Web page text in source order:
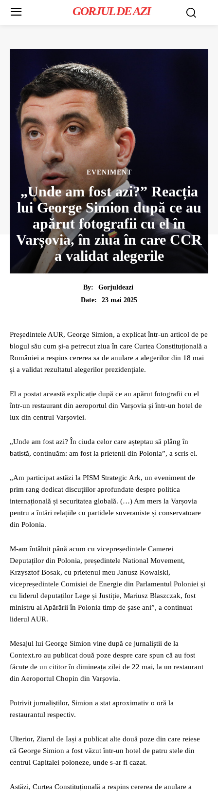
GORJUL DE AZI
EVENIMENT
„Unde am fost azi?” Reacția
lui George Simion după ce au
apărut fotografii cu el în
Varșovia, în ziua în care CCR
a validat alegerile
By:
Gorjuldeazi
Date:
23 mai 2025
Președintele AUR, George Simion, a explicat într-un articol de pe
blogul său cum și-a petrecut ziua în care Curtea Constituțională a
României a respins cererea sa de anulare a alegerilor din 18 mai
și a validat rezultatul alegerilor prezidențiale.
El a postat această explicație după ce au apărut fotografii cu el
într-un restaurant din aeroportul din Varșovia și într-un hotel de
lux din centrul Varșoviei.
„Unde am fost azi? În ciuda celor care așteptau să plâng în
batistă, continuăm: am fost la prietenii din Polonia”, a scris el.
„Am participat astăzi la PISM Strategic Ark, un eveniment de
prim rang dedicat discuțiilor aprofundate despre politica
internațională și securitatea globală. (…) Am mers la Varșovia
pentru a întări relațiile cu partidele suveraniste și conservatoare
din Polonia.
M-am întâlnit până acum cu vicepreședintele Camerei
Deputaților din Polonia, președintele National Movement,
Krzysztof Bosak, cu prietenul meu Janusz Kowalski,
vicepreședintele Comisiei de Energie din Parlamentul Poloniei și
cu liderul deputaților Lege și Justiție, Mariusz Blaszczak, fost
ministru al Apărării în Polonia timp de șase ani”, a continuat
liderul AUR.
Mesajul lui George Simion vine după ce jurnaliștii de la
Context.ro au publicat două poze despre care spun că au fost
făcute de un cititor în dimineața zilei de 22 mai, la un restaurant
din Aeroportul Chopin din Varșovia.
Potrivit jurnaliștilor, Simion a stat aproximativ o oră la
restaurantul respectiv.
Ulterior, Ziarul de Iași a publicat alte două poze din care reiese
că George Simion a fost văzut într-un hotel de patru stele din
centrul Capitalei poloneze, unde s-ar fi cazat.
Astăzi, Curtea Constituțională a respins cererea de anulare a